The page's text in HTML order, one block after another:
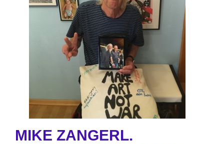
MIKE ZANGERL.